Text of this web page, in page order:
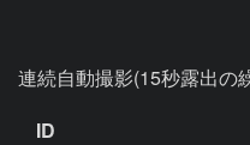
連続自動撮影(15秒露出の
ID